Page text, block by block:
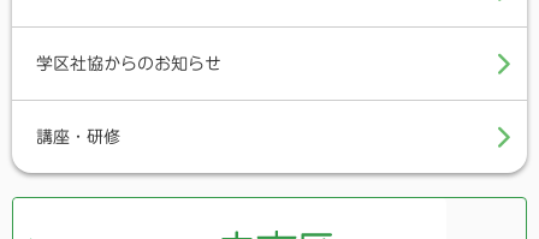
学区社協からのお知らせ
講座・研修